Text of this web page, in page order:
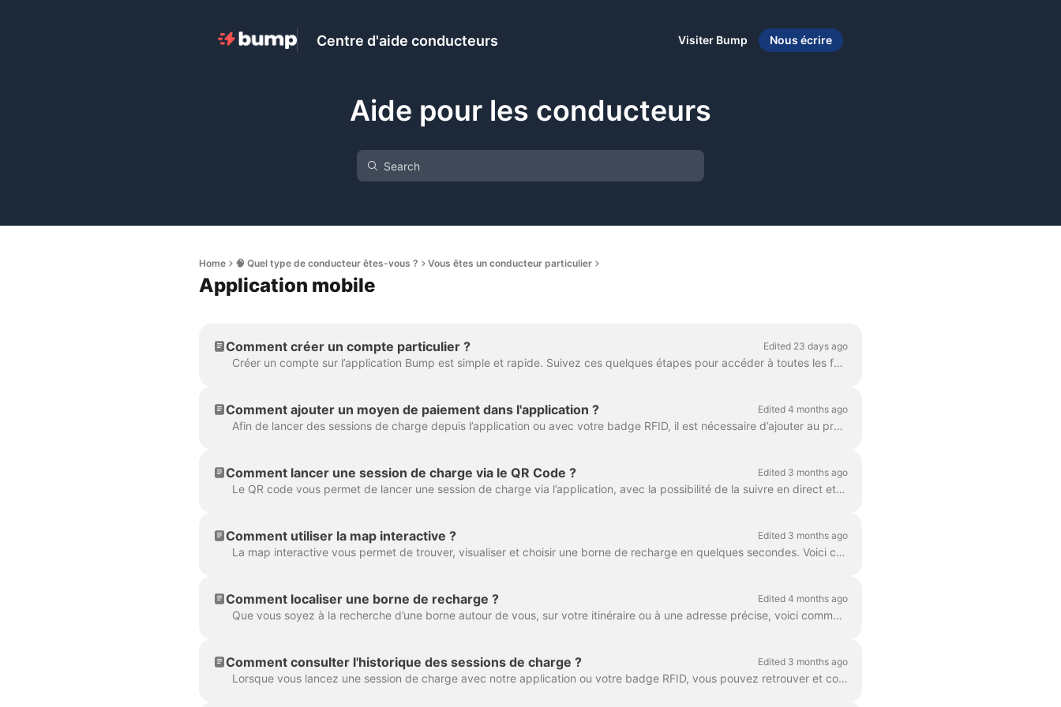
Centre d'aide conducteurs Visiter Bump Nous écrire
Aide pour les conducteurs
Home 🧠 Quel type de conducteur êtes-vous ? Vous êtes un conducteur particulier
Application mobile
Comment créer un compte particulier ? Edited 23 days ago
Créer un compte sur l’application Bump est simple et rapide. Suivez ces quelques étapes pour accéder à toutes les fonctionnalités : Map interactive, t...
Comment ajouter un moyen de paiement dans l'application ? Edited 4 months ago
Afin de lancer des sessions de charge depuis l’application ou avec votre badge RFID, il est nécessaire d’ajouter au préalable un moyen de paiement. �...
Comment lancer une session de charge via le QR Code ? Edited 3 months ago
Le QR code vous permet de lancer une session de charge via l’application, avec la possibilité de la suivre en direct et de la retrouver dans votre his...
Comment utiliser la map interactive ? Edited 3 months ago
La map interactive vous permet de trouver, visualiser et choisir une borne de recharge en quelques secondes. Voici comment l’utiliser : La map interac...
Comment localiser une borne de recharge ? Edited 4 months ago
Que vous soyez à la recherche d’une borne autour de vous, sur votre itinéraire ou à une adresse précise, voici comment la trouver facilement, en toute...
Comment consulter l'historique des sessions de charge ? Edited 3 months ago
Lorsque vous lancez une session de charge avec notre application ou votre badge RFID, vous pouvez retrouver et consulter le détail de cette session di...